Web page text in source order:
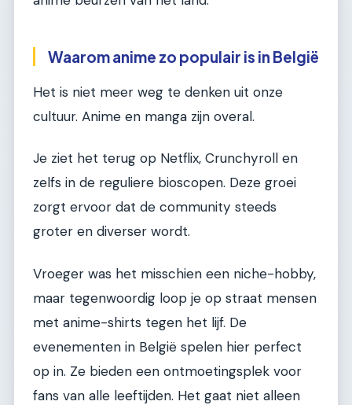
Waarom anime zo populair is in België
Het is niet meer weg te denken uit onze
cultuur. Anime en manga zijn overal.
Je ziet het terug op Netflix, Crunchyroll en
zelfs in de reguliere bioscopen. Deze groei
zorgt ervoor dat de community steeds
groter en diverser wordt.
Vroeger was het misschien een niche-hobby,
maar tegenwoordig loop je op straat mensen
met anime-shirts tegen het lijf. De
evenementen in België spelen hier perfect
op in. Ze bieden een ontmoetingsplek voor
fans van alle leeftijden. Het gaat niet alleen